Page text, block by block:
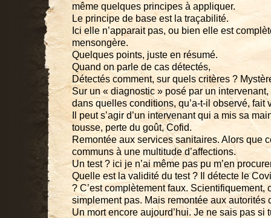
même quelques principes à appliquer.
Le principe de base est la traçabilité.
Ici elle n’apparait pas, ou bien elle est
mensongère.
Quelques points, juste en résumé.
Quand on parle de cas détectés,
Détectés comment, sur quels critères ?
Sur un « diagnostic » posé par un
dans quelles conditions, qu’a-t-il observé, fait
Il peut s’agir d’un intervenant qui a mis sa
tousse, perte du goût, Cofid.
Remontée aux services sanitaires. Alors que
communs à une multitude d’affections.
Un test ? ici je n’ai même pas pu m’en
Quelle est la validité du test ? Il détecte le
? C’est complètement faux. Scientifiquement,
simplement pas. Mais remontée aux autorités
Un mort encore aujourd’hui. Je ne sais pas si